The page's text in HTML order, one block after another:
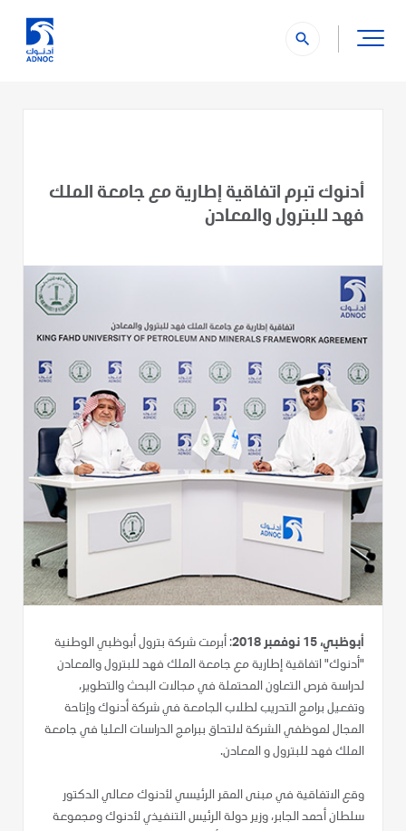
search
أدنوك تبرم اتفاقية إطارية مع جامعة الملك
فهد للبترول والمعادن
أبوظبي، 15 نوفمبر 2018
: أبرمت شركة بترول أبوظبي الوطنية
"أدنوك" اتفاقية إطارية مع جامعة الملك فهد للبترول والمعادن
لدراسة فرص التعاون المحتملة في مجالات البحث والتطوير،
وتفعيل برامج التدريب لطلاب الجامعة في شركة أدنوك وإتاحة
المجال لموظفي الشركة لالتحاق ببرامج الدراسات العليا في جامعة
الملك فهد للبترول و المعادن.
وقع الاتفاقية في مبنى المقر الرئيسي لأدنوك معالي الدكتور
سلطان أحمد الجابر، وزير دولة الرئيس التنفيذي لأدنوك ومجموعة